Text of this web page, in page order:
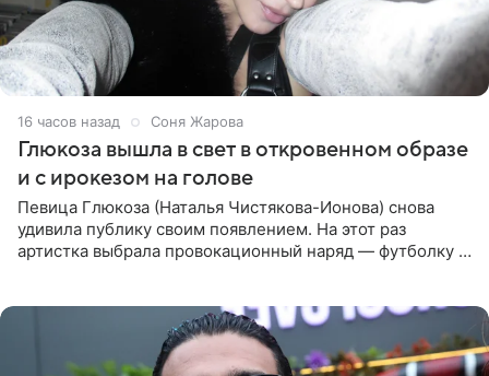
16 часов назад Соня Жарова
Глюкоза вышла в свет в откровенном образе
и с ирокезом на голове
Певица Глюкоза (Наталья Чистякова-Ионова) снова
удивила публику своим появлением. На этот раз
артистка выбрала провокационный наряд — футболку с